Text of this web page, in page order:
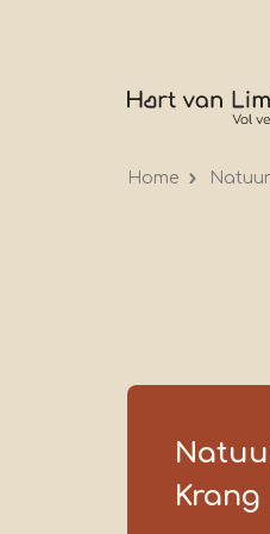
Home Natuur
Krang